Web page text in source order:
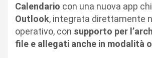
Calendario con una nuova app
Outlook, integrata direttamente
operativo, con supporto per
file e allegati anche in modalità